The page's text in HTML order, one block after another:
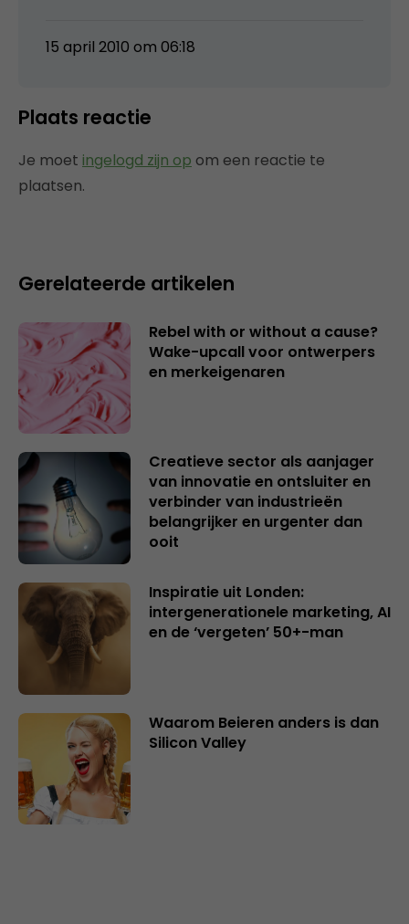
15 april 2010 om 06:18
Plaats reactie
Je moet ingelogd zijn op om een reactie te
plaatsen.
Gerelateerde artikelen
Rebel with or without a cause?
Wake-upcall voor ontwerpers
en merkeigenaren
Creatieve sector als aanjager
van innovatie en ontsluiter en
verbinder van industrieën
belangrijker en urgenter dan
ooit
Inspiratie uit Londen:
intergenerationele marketing, AI
en de ‘vergeten’ 50+-man
Waarom Beieren anders is dan
Silicon Valley